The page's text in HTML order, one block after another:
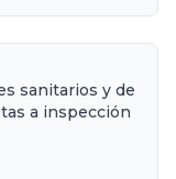
sanitarios y de
a inspección